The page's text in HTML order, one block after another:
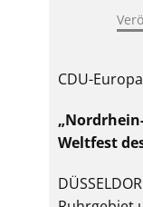
CDU-
Weltfest